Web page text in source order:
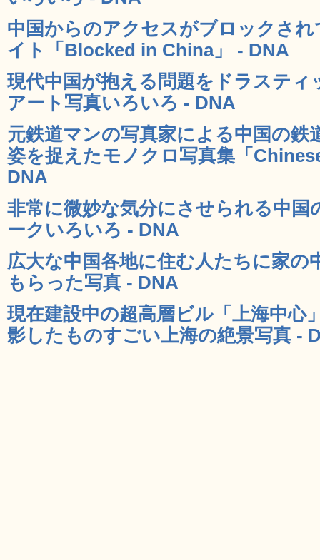
中国からのアクセスがブロックさ
イト「Blocked in China」 - DNA
現代中国が抱える問題をドラスティ
アート写真いろいろ - DNA
元鉄道マンの写真家による中国の鉄
姿を捉えたモノクロ写真集「
DNA
非常に微妙な気分にさせられる中
ークいろいろ - DNA
広大な中国各地に住む人たちに家の
もらった写真 - DNA
現在建設中の超高層ビル「上海中心
影したものすごい上海の絶景写真 -